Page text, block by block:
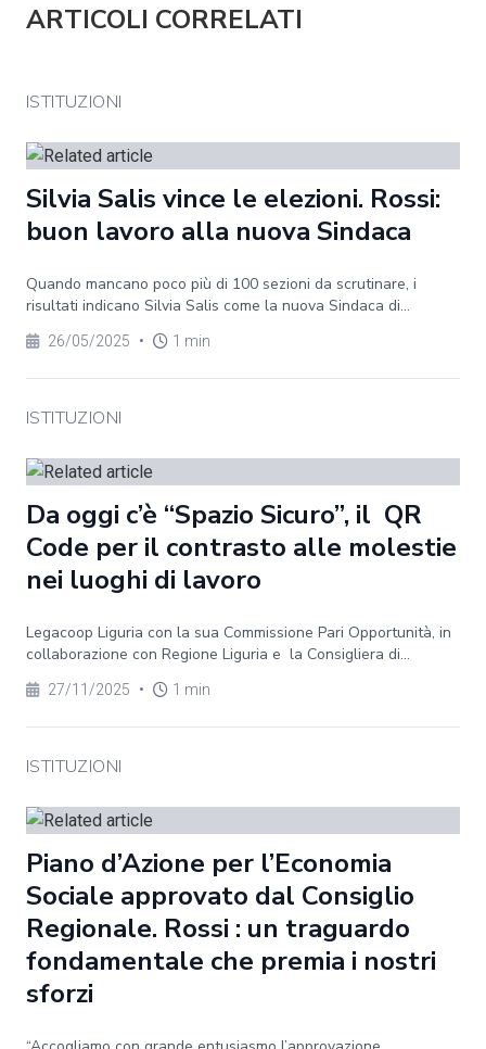
ARTICOLI CORRELATI
ISTITUZIONI
Silvia Salis vince le elezioni. Rossi:
buon lavoro alla nuova Sindaca
Quando mancano poco più di 100 sezioni da scrutinare, i
risultati indicano Silvia Salis come la nuova Sindaca di...
26/05/2025 • 1 min
ISTITUZIONI
Da oggi c’è “Spazio Sicuro”, il QR
Code per il contrasto alle molestie
nei luoghi di lavoro
Legacoop Liguria con la sua Commissione Pari Opportunità, in
collaborazione con Regione Liguria e la Consigliera di...
27/11/2025 • 1 min
ISTITUZIONI
Piano d’Azione per l’Economia
Sociale approvato dal Consiglio
Regionale. Rossi : un traguardo
fondamentale che premia i nostri
sforzi